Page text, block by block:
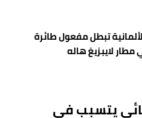
تبطل مفعول طائرة
لايبزيغ هاله
يتسبب في